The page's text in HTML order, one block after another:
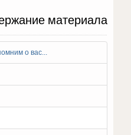
материала
о вас...